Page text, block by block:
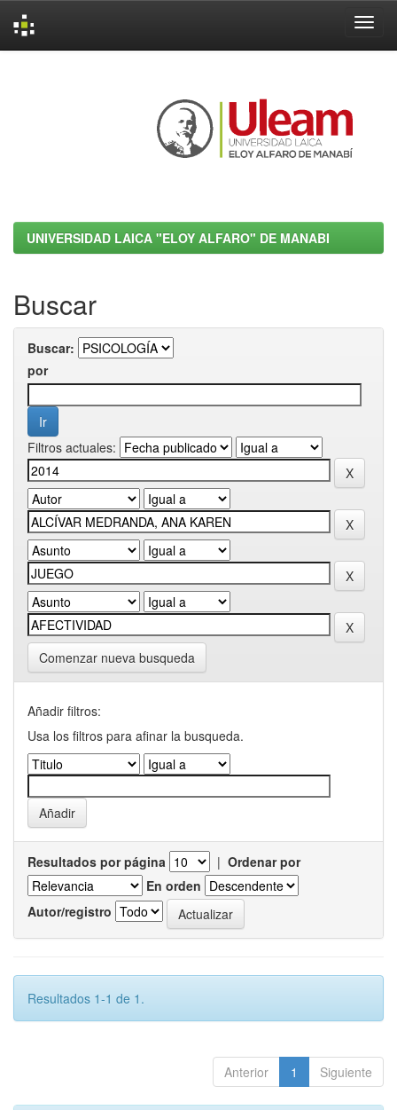
UNIVERSIDAD LAICA "ELOY ALFARO" DE MANABI
Buscar
Buscar:
por
Filtros actuales:
Comenzar nueva busqueda
Añadir filtros:
Usa los filtros para afinar la busqueda.
Resultados por página | Ordenar por
En orden
Autor/registro
Resultados 1-1 de 1.
Anterior 1 Siguiente